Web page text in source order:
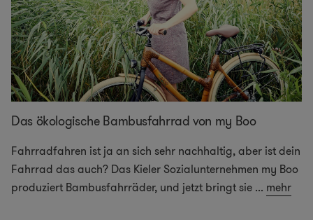
Das ökologische Bambusfahrrad von my Boo
Fahrradfahren ist ja an sich sehr nachhaltig, aber ist dein
Fahrrad das auch? Das Kieler Sozialunternehmen my Boo
produziert Bambusfahrräder, und jetzt bringt sie ... mehr